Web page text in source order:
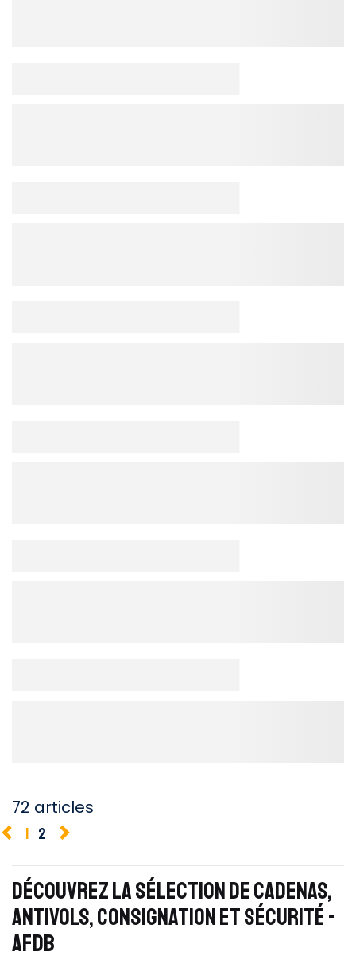
72 articles
1 2
DÉCOUVREZ LA SÉLECTION DE CADENAS,
ANTIVOLS, CONSIGNATION ET SÉCURITÉ -
AFDB